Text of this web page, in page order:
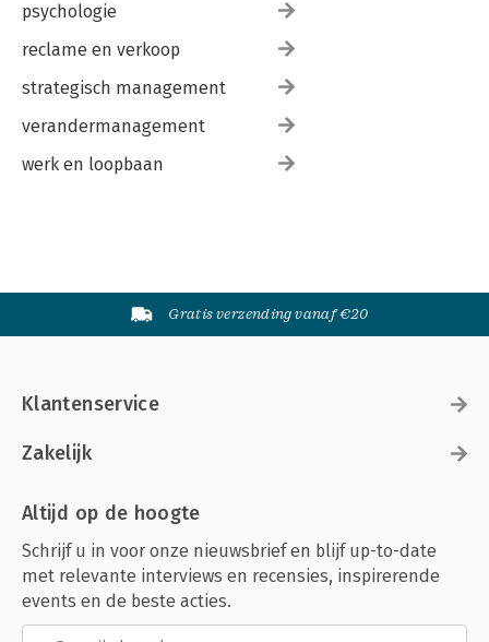
psychologie
reclame en verkoop
strategisch management
verandermanagement
werk en loopbaan
Gratis verzending vanaf €20
Klantenservice
Zakelijk
Altijd op de hoogte
Schrijf u in voor onze nieuwsbrief en blijf up-to-date
met relevante interviews en recensies, inspirerende
events en de beste acties.